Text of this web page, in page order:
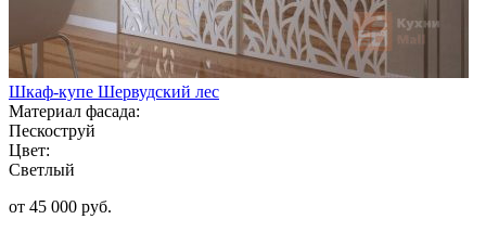
Шкаф-купе Шервудский лес
Материал фасада:
Пескоструй
Цвет:
Светлый
от 45 000 руб.